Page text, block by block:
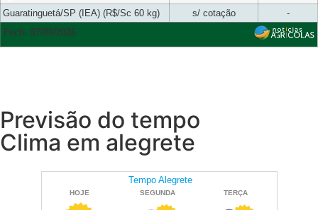
Guaratinguetá/SP (IEA) (R$/Sc 60 kg) s/ cotação
-
Fech. 07/08/2026
Previsão do tempo
Clima em alegrete